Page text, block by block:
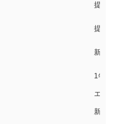
提供
提供
新製品
1年
エン
新品